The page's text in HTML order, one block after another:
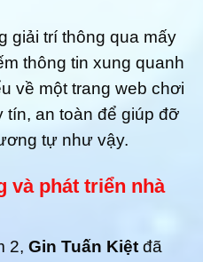
giải trí thông qua mấy
thông tin xung quanh
về một trang web chơi
an toàn để giúp đỡ
tự như vậy.
và phát triển nhà
2, Gin Tuấn Kiệt đã